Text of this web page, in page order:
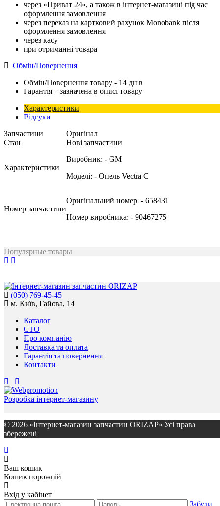
через «Приват 24», а також в інтернет-магазині під час
оформлення замовлення
через переказ на картковий рахунок Monobank після
оформлення замовлення
через касу
при отриманні товара
Обмін/Повернення
Обмін/Повернення товару - 14 днів
Гарантія – зазначена в описі товару
Характеристики
Відгуки
Запчастини
Оригінал
Стан
Нові запчастини
Характеристики
Виробник: - GM
Моделі: - Опель Vectra C
Номер запчастини
Оригінальний номер: - 658431
Номер виробника: - 90467275
Популярные товары
(050) 769-45-45
м. Київ, Гайова, 14
Каталог
СТО
Про компанію
Доставка та оплата
Гарантія та повернення
Контакти
Розробка інтернет-магазину
© 2026 «Інтернет-магазин запчастин ORIZAP» Усі права
збережені
Ваш кошик
Кошик порожній
Вхід у кабінет
Забули